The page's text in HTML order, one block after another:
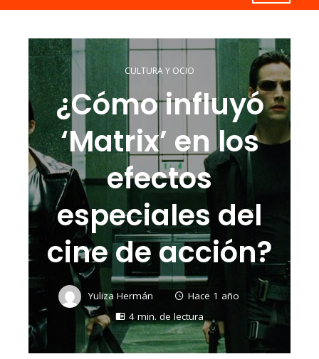
CULTURA Y OCIO
¿Cómo influyó
‘Matrix’ en los
efectos
especiales del
cine de acción?
Yuliza Hermán
Hace 1 año
4 min. de lectura